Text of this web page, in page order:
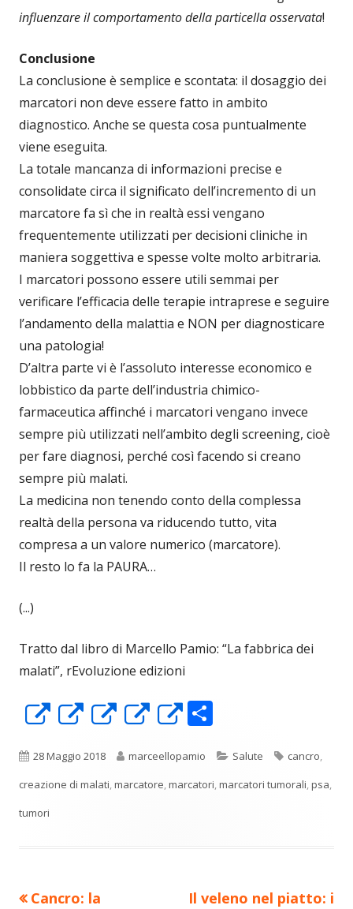
influenzare il comportamento della particella osservata!
Conclusione
La conclusione è semplice e scontata: il dosaggio dei
marcatori non deve essere fatto in ambito
diagnostico. Anche se questa cosa puntualmente
viene eseguita.
La totale mancanza di informazioni precise e
consolidate circa il significato dell’incremento di un
marcatore fa sì che in realtà essi vengano
frequentemente utilizzati per decisioni cliniche in
maniera soggettiva e spesse volte molto arbitraria.
I marcatori possono essere utili semmai per
verificare l’efficacia delle terapie intraprese e seguire
l’andamento della malattia e NON per diagnosticare
una patologia!
D’altra parte vi è l’assoluto interesse economico e
lobbistico da parte dell’industria chimico-
farmaceutica affinché i marcatori vengano invece
sempre più utilizzati nell’ambito degli screening, cioè
per fare diagnosi, perché così facendo si creano
sempre più malati.
La medicina non tenendo conto della complessa
realtà della persona va riducendo tutto, vita
compresa a un valore numerico (marcatore).
Il resto lo fa la PAURA…
(...)
Tratto dal libro di Marcello Pamio: “La fabbrica dei
malati”, rEvoluzione edizioni
Apre
una
nuova
finestra
Apre
una
nuova
Apre
una
nuova
Apre
una
nuova
Apre
una
nuova
n
di
Pubblicato
28 Maggio 2018 Autore
marceellopamio Categorie
Salute Tag
cancro,
creazione di malati,marcatore,marcatori,marcatori tumorali,psa,
tumori
Navigazione
Precedente
Cancro: la
Nuovo
Il veleno nel piatto: i